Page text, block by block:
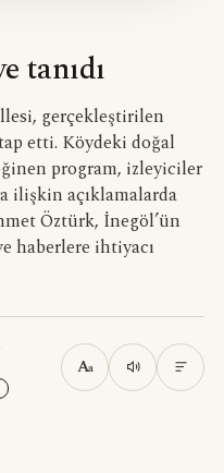
tanıdı
gerçekleştirilen
etti. Köydeki doğal
program, izleyiciler
ilişkin açıklamalarda
Öztürk, İnegöl’ün
haberlere ihtiyacı
·
Aa